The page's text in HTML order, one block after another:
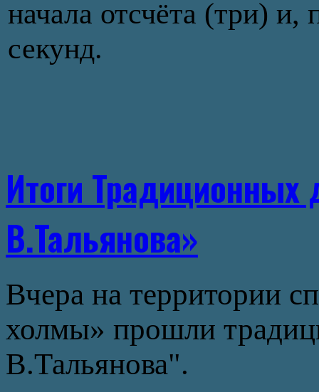
начала отсчёта (три)
секунд.
Итоги Традиционных
В.Тальянова»
Вчера на территории
холмы» прошли
В.Тальянова".